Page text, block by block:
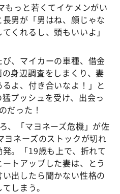
もっと若くてイケメンがい
男が「男はね、顔じゃな
くれるし、頭もいいよ」
、マイカーの車種、借金
身辺調査をしまくり、妻
よ、付き合いなよ！」と
プッシュを受け、出会っ
だった！
、「マヨネーズ危機」が佐
ヨネーズのストックが切れ
。「19歳も上で、折れて
トアップした妻は、とう
出したら聞かない性格の
しまう。